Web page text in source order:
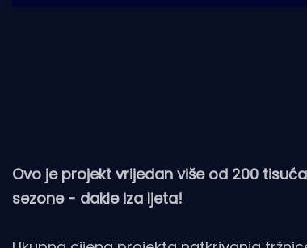
Ovo je projekt vrijedan više od 200
sezone - dakle iza ljeta!